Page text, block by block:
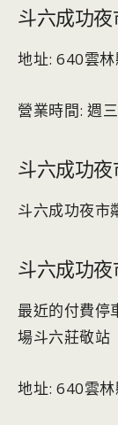
斗六成功
地址: 640雲
營業時間: 週
斗六成功
斗六成功夜市
斗六成功
最近的付費停
場斗六莊敬站
地址: 640雲